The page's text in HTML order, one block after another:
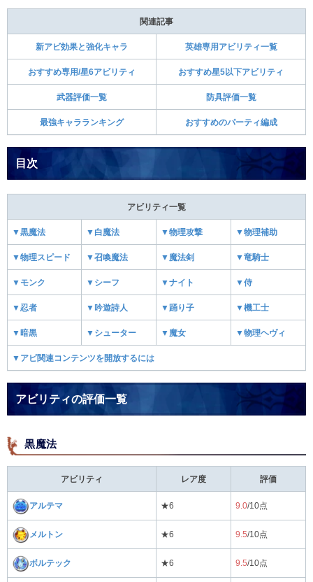
関連記事
新アビ効果と強化キャラ 英雄専用アビリティ一覧
おすすめ専用/星6アビリティ おすすめ星5以下アビリティ
武器評価一覧 防具評価一覧
最強キャラランキング おすすめのパーティ編成
目次
アビリティ一覧
▼黒魔法 ▼白魔法 ▼物理攻撃 ▼物理補助
▼物理スピード ▼召喚魔法 ▼魔法剣 ▼竜騎士
▼モンク ▼シーフ ▼ナイト ▼侍
▼忍者 ▼吟遊詩人 ▼踊り子 ▼機工士
▼暗黒 ▼シューター ▼魔女 ▼物理ヘヴィ
▼アビ関連コンテンツを開放するには
アビリティの評価一覧
黒魔法
アビリティ レア度 評価
アルテマ ★6 9.0/10点
メルトン ★6 9.5/10点
ボルテック ★6 9.5/10点